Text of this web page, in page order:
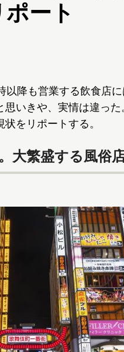
ート
降も営業する飲食店
いきや、実情は違った
をリポートする。
大繁盛する風俗